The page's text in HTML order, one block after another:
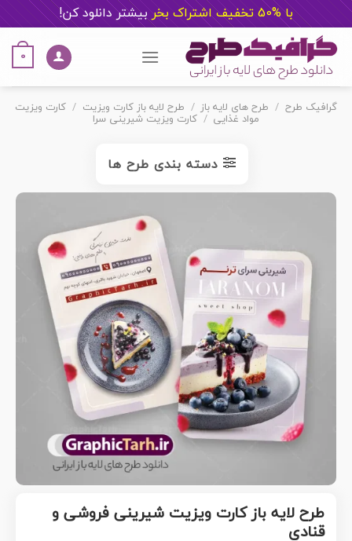
با %50 تخفیف اشتراک بخر بیشتر دانلود کن!
content
0
گرافیک طرح / طرح های لایه باز / طرح لایه باز کارت ویزیت / کارت ویزیت
مواد غذایی / کارت ویزیت شیرینی سرا
دسته بندی طرح ها
طرح لایه باز کارت ویزیت شیرینی فروشی و
قنادی